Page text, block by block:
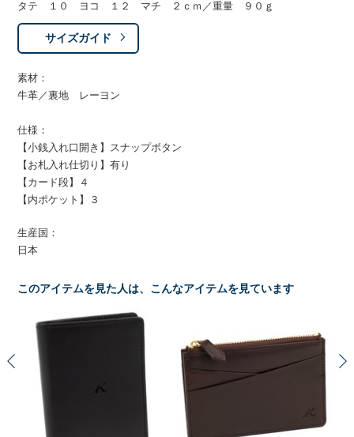
タテ １０ ヨコ １２ マチ ２ｃｍ／重量 ９０ｇ
サイズガイド
素材：
牛革／裏地 レーヨン
仕様：
【小銭入れ口開き】スナップボタン
【お札入れ仕切り】有り
【カード段】４
【内ポケット】３
生産国：
日本
このアイテムを見た人は、こんなアイテムを見ています